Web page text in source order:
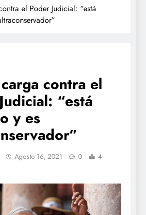
el Poder Judicial: “está
contra el
“está
y es
Agosto 16, 2021 0
4